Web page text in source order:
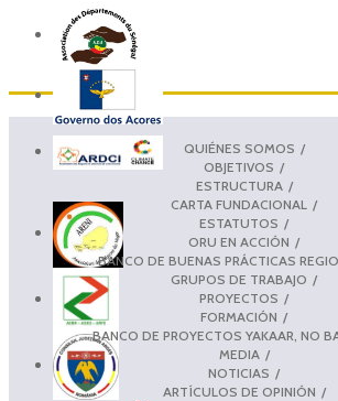
QUIÉNES SOMOS
OBJETIVOS
ESTRUCTURA
CARTA FUNDACIONAL
ESTATUTOS
ORU EN ACCIÓN
BANCO DE BUENAS PRÁCTICAS
GRUPOS DE TRABAJO
PROYECTOS
FORMACIÓN
BANCO DE PROYECTOS YAKAAR, NO
MEDIA
NOTICIAS
ARTÍCULOS DE OPINIÓN